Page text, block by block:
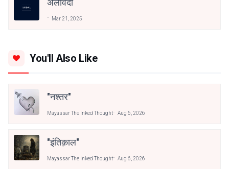
Mar 21, 2025
You'll Also Like
"नश्तर"
Mayassar The Inked Thought Aug 6, 2026
"इंतिक़ाल"
Mayassar The Inked Thought Aug 6, 2026